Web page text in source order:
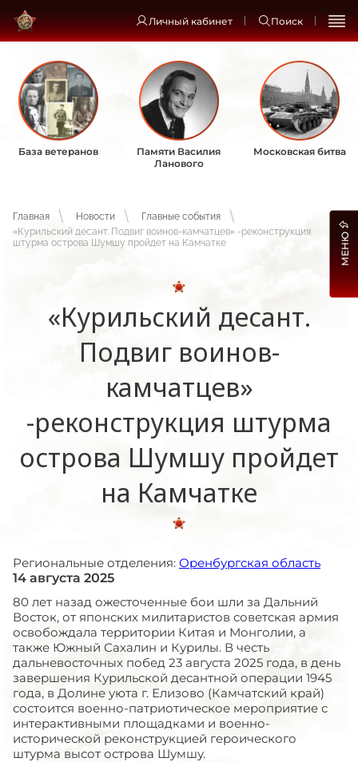
Личный кабинет Поиск
База ветеранов
Памяти Василия
Ланового
Московская битва
Главная Новости
Главные события
«Курильский десант. Подвиг воинов-камчатцев» -реконструкция
штурма острова Шумшу пройдет на Камчатке
«Курильский десант.
Подвиг воинов-
камчатцев»
-реконструкция штурма
острова Шумшу пройдет
на Камчатке
Региональные отделения: Оренбургская область
14 августа 2025
80 лет назад ожесточенные бои шли за Дальний
Восток, от японских милитаристов советская армия
освобождала территории Китая и Монголии, а
также Южный Сахалин и Курилы. В честь
дальневосточных побед 23 августа 2025 года, в день
завершения Курильской десантной операции 1945
года, в Долине уюта г. Елизово (Камчатский край)
состоится военно-патриотическое мероприятие с
интерактивными площадками и военно-
исторической реконструкцией героического
штурма высот острова Шумшу.
МЕНЮ